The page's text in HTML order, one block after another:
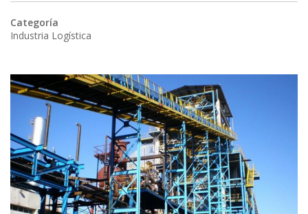
Categoría
Industria Logística